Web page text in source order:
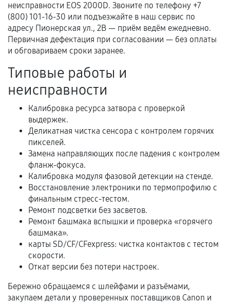
Документы для подтверждения
гарантии
Гарантийный талон.
услуг и сроком гарантии.
Документы на установленные комплектующие
и кассовый чек.
Расширенная гарантия
В некоторых случаях возможно оформление
расширенной гарантии. Стоимость, сроки и
условия продления согласовываются отдельно и
фиксируются в документах.
Когда гарантия не действует
Нарушение правил эксплуатации,
механические повреждения, попадание влаги,
перегрев, коррозия.
неисправности EOS 2000D. Звоните по телефону +7
(800) 101-16-30 или подъезжайте в наш сервис по
адресу Пионерская ул., 2В — приём ведём ежедневно.
Первичная дефектация при согласовании — без оплаты
и обговариваем сроки заранее.
Типовые работы и
неисправности
Калибровка ресурса затвора с проверкой
выдержек.
Деликатная чистка сенсора с контролем горячих
пикселей.
Замена направляющих после падения с контролем
фланж-фокуса.
Калибровка модуля фазовой детекции на стенде.
Восстановление электроники по термопрофилю с
финальным стресс-тестом.
Ремонт подсветки без засветов.
Ремонт башмака вспышки и проверка «горячего
башмака».
карты SD/CF/CFexpress: чистка контактов с тестом
скорости.
Откат версии без потери настроек.
Бережно обращаемся с шлейфами и разъёмами,
закупаем детали у проверенных поставщиков Canon и